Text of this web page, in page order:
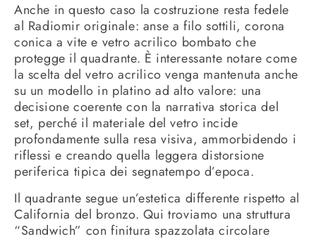
Anche in questo caso la costruzione resta fedele
al Radiomir originale: anse a filo sottili, corona
conica a vite e vetro acrilico bombato che
protegge il quadrante. È interessante notare come
la scelta del vetro acrilico venga mantenuta anche
su un modello in platino ad alto valore: una
decisione coerente con la narrativa storica del
set, perché il materiale del vetro incide
profondamente sulla resa visiva, ammorbidendo i
riflessi e creando quella leggera distorsione
periferica tipica dei segnatempo d’epoca.
Il quadrante segue un’estetica differente rispetto al
California del bronzo. Qui troviamo una struttura
“Sandwich” con finitura spazzolata circolare